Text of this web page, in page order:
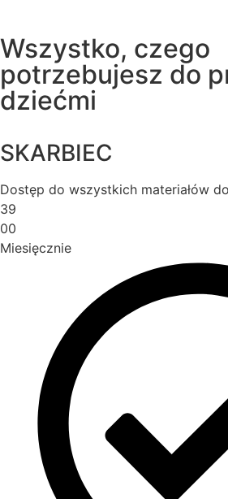
Wszystko, czego
potrzebujesz do
dziećmi
SKARBIEC
Dostęp do wszystkich materiałów
39
00
Miesięcznie